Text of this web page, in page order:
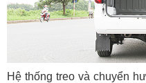
Hệ thống treo và chuyển